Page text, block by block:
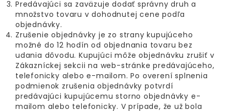
Predávajúci sa zaväzuje dodať správny druh a
množstvo tovaru v dohodnutej cene podľa
objednávky.
Zrušenie objednávky je zo strany kupujúceho
možné do 12 hodín od objednania tovaru bez
udania dôvodu. Kupujúci môže objednávku zrušiť v
Zákazníckej sekcii na web-stránke predávajúceho,
telefonicky alebo e-mailom. Po overení splnenia
podmienok zrušenia objednávky potvrdí
predávajúci kupujúcemu storno objednávky e-
mailom alebo telefonicky. V prípade, že už bola